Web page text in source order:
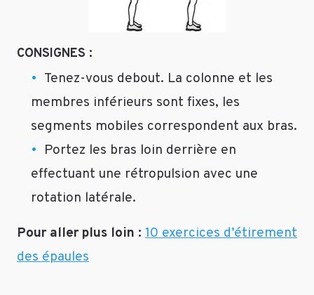
CONSIGNES :
Tenez-vous debout. La colonne et les
membres inférieurs sont fixes, les
segments mobiles correspondent aux bras.
Portez les bras loin derrière en
effectuant une rétropulsion avec une
rotation latérale.
Pour aller plus loin : 10 exercices d’étirement
des épaules